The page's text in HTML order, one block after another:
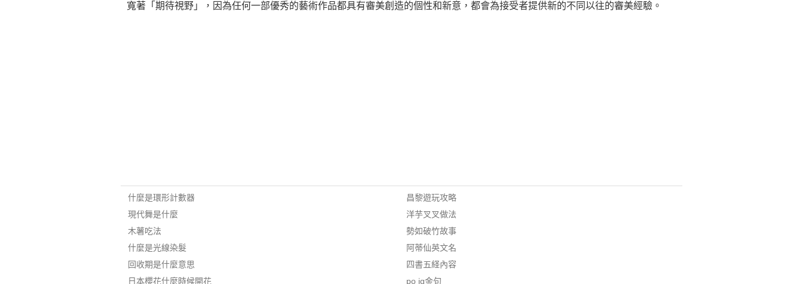
寬著「期待視野」，因為任何一部優秀的藝術作品都具有審美創造的個性和新意，都會為接受者提供新的不同以往的審美經驗。
什麼是環形計數器
現代舞是什麼
木薯吃法
什麼是光線染髮
回收期是什麼意思
日本櫻花什麼時候開花
昌黎遊玩攻略
洋芋叉叉做法
勢如破竹故事
阿蒂仙英文名
四書五経內容
po ig金句